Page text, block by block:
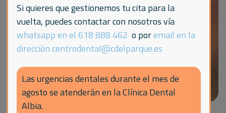
Si quieres que gestionemos tu cita para la
vuelta, puedes contactar con nosotros vía
whatsapp en el 618 888 462 o poremail en la
dirección centrodental@cdelparque.es
Las urgencias dentales durante el mes de
agosto se atenderán en la Clínica Dental
Albia.